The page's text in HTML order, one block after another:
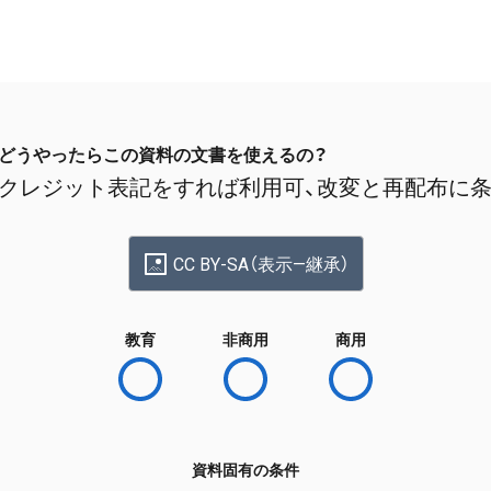
どうやったらこの資料の文書を使えるの？
クレジット表記をすれば利用可、改変と再配布に
CC BY-SA（表示—継承）
教育 非商用 商用
資料固有の条件